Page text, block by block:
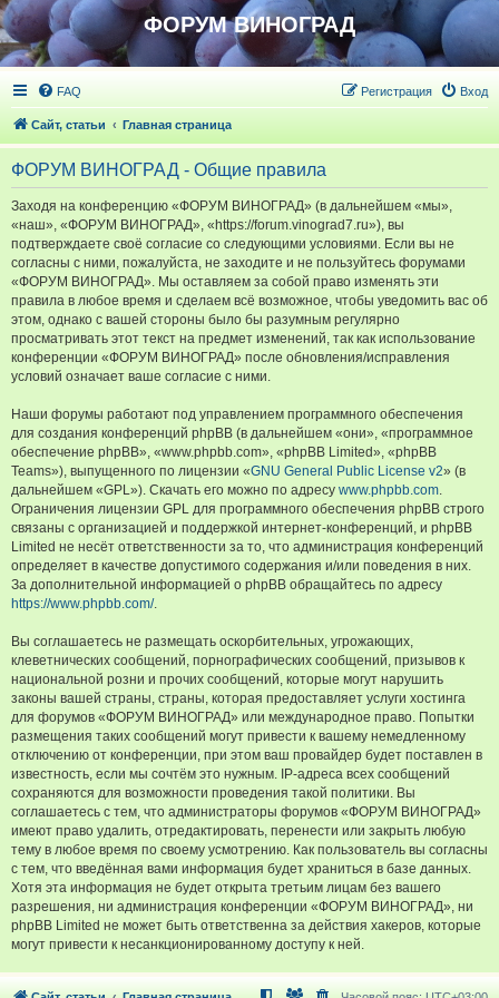
ФОРУМ ВИНОГРАД
FAQ Вход
Регистрация
Сайт, статьи Главная страница
ФОРУМ ВИНОГРАД - Общие правила
Заходя на конференцию «ФОРУМ ВИНОГРАД» (в дальнейшем «мы»,
«наш», «ФОРУМ ВИНОГРАД», «https://forum.vinograd7.ru»), вы
подтверждаете своё согласие со следующими условиями. Если вы не
согласны с ними, пожалуйста, не заходите и не пользуйтесь форумами
«ФОРУМ ВИНОГРАД». Мы оставляем за собой право изменять эти
правила в любое время и сделаем всё возможное, чтобы уведомить вас об
этом, однако с вашей стороны было бы разумным регулярно
просматривать этот текст на предмет изменений, так как использование
конференции «ФОРУМ ВИНОГРАД» после обновления/исправления
условий означает ваше согласие с ними.
Наши форумы работают под управлением программного обеспечения
для создания конференций phpBB (в дальнейшем «они», «программное
обеспечение phpBB», «www.phpbb.com», «phpBB Limited», «phpBB
Teams»), выпущенного по лицензии «GNU General Public License v2» (в
дальнейшем «GPL»). Скачать его можно по адресу www.phpbb.com.
Ограничения лицензии GPL для программного обеспечения phpBB строго
связаны с организацией и поддержкой интернет-конференций, и phpBB
Limited не несёт ответственности за то, что администрация конференций
определяет в качестве допустимого содержания и/или поведения в них.
За дополнительной информацией о phpBB обращайтесь по адресу
https://www.phpbb.com/.
Вы соглашаетесь не размещать оскорбительных, угрожающих,
клеветнических сообщений, порнографических сообщений, призывов к
национальной розни и прочих сообщений, которые могут нарушить
законы вашей страны, страны, которая предоставляет услуги хостинга
для форумов «ФОРУМ ВИНОГРАД» или международное право. Попытки
размещения таких сообщений могут привести к вашему немедленному
отключению от конференции, при этом ваш провайдер будет поставлен в
известность, если мы сочтём это нужным. IP-адреса всех сообщений
сохраняются для возможности проведения такой политики. Вы
соглашаетесь с тем, что администраторы форумов «ФОРУМ ВИНОГРАД»
имеют право удалить, отредактировать, перенести или закрыть любую
тему в любое время по своему усмотрению. Как пользователь вы согласны
с тем, что введённая вами информация будет храниться в базе данных.
Хотя эта информация не будет открыта третьим лицам без вашего
разрешения, ни администрация конференции «ФОРУМ ВИНОГРАД», ни
phpBB Limited не может быть ответственна за действия хакеров, которые
могут привести к несанкционированному доступу к ней.